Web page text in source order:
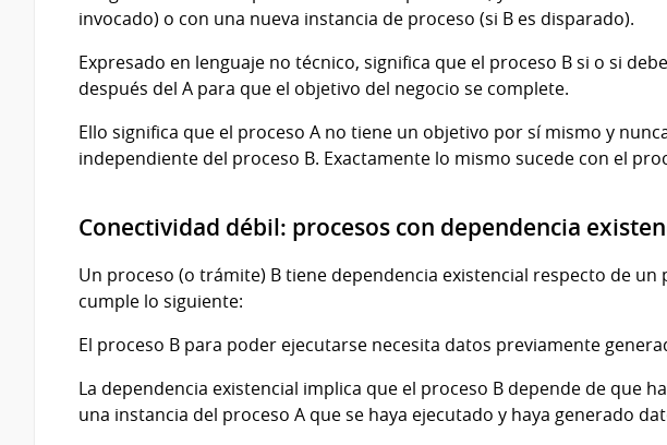
invocado) o con una nueva instancia de proceso (si B es disparado).
Expresado en lenguaje no técnico, significa que el proceso B si o si
después del A para que el objetivo del negocio se complete.
Ello significa que el proceso A no tiene un objetivo por sí mismo y
independiente del proceso B. Exactamente lo mismo sucede con el
Conectividad débil: procesos con dependencia
Un proceso (o trámite) B tiene dependencia existencial respecto de
cumple lo siguiente:
El proceso B para poder ejecutarse necesita datos previamente
La dependencia existencial implica que el proceso B depende de que
una instancia del proceso A que se haya ejecutado y haya generado